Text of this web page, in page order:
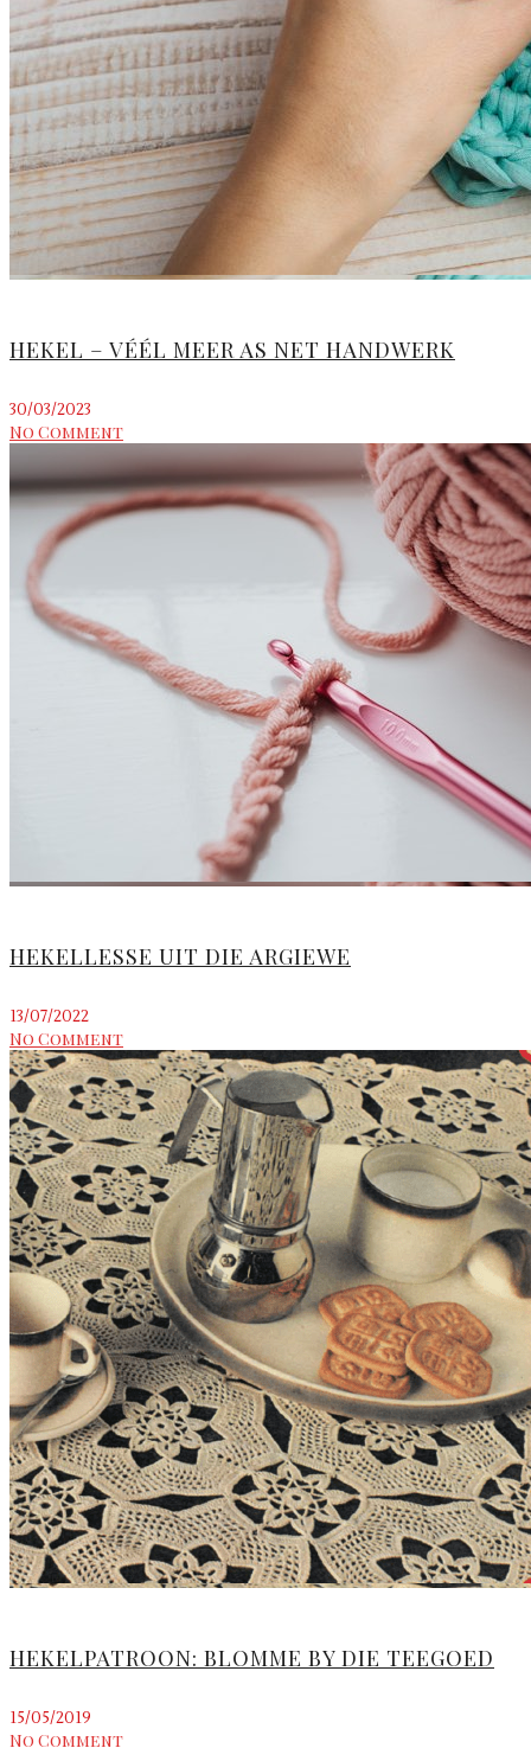
HEKEL – VÉÉL MEER AS NET HANDWERK
30/03/2023
No Comment
HEKELLESSE UIT DIE ARGIEWE
13/07/2022
No Comment
HEKELPATROON: BLOMME BY DIE TEEGOED
15/05/2019
No Comment